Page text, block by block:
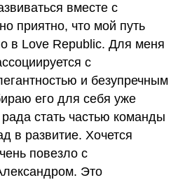
вместе с
приятно, что мой путь
в Love Republic. Для меня
с
и безупречным
его для себя уже
стать частью команды
в развитие. Хочется
повезло с
Это